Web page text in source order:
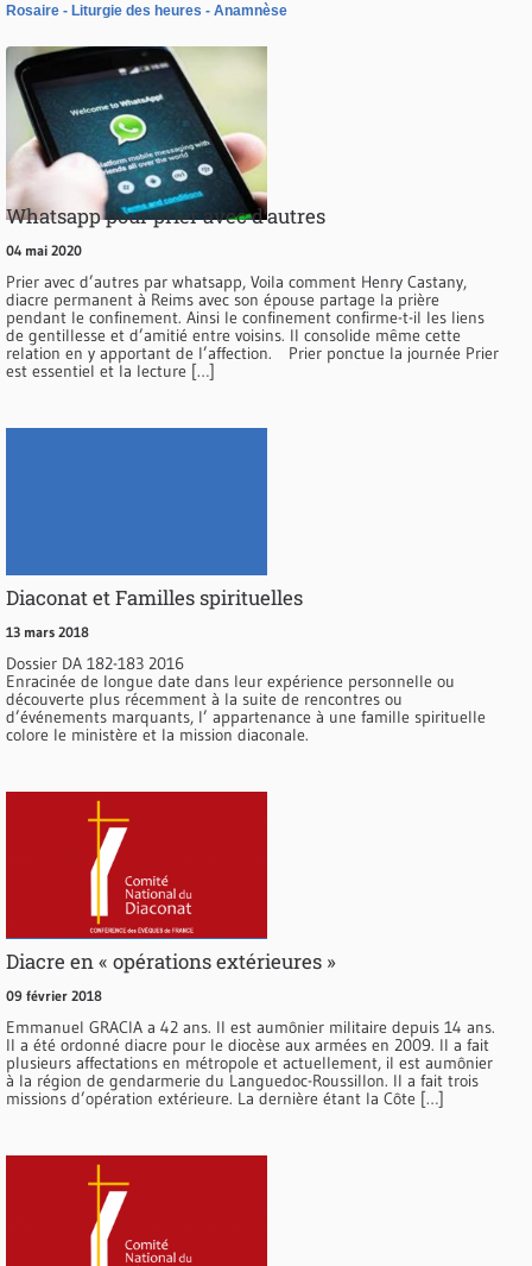
Rosaire
Liturgie des heures Anamnèse
Whatsapp pour prier avec d’autres
04 mai 2020
Prier avec d’autres par whatsapp, Voila comment Henry Castany,
diacre permanent à Reims avec son épouse partage la prière
pendant le confinement. Ainsi le confinement confirme-t-il les liens
de gentillesse et d’amitié entre voisins. Il consolide même cette
relation en y apportant de l’affection. Prier ponctue la journée Prier
est essentiel et la lecture […]
Diaconat et Familles spirituelles
13 mars 2018
Dossier DA 182-183 2016
Enracinée de longue date dans leur expérience personnelle ou
découverte plus récemment à la suite de rencontres ou
d’événements marquants, l’ appartenance à une famille spirituelle
colore le ministère et la mission diaconale.
Diacre en « opérations extérieures »
09 février 2018
Emmanuel GRACIA a 42 ans. Il est aumônier militaire depuis 14 ans.
Il a été ordonné diacre pour le diocèse aux armées en 2009. Il a fait
plusieurs affectations en métropole et actuellement, il est aumônier
à la région de gendarmerie du Languedoc-Roussillon. Il a fait trois
missions d’opération extérieure. La dernière étant la Côte […]